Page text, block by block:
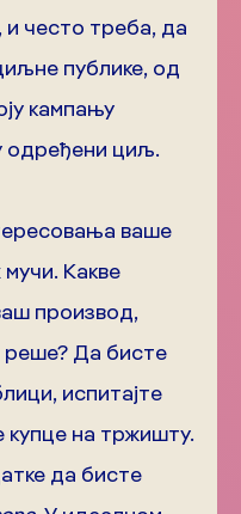
често треба, да
публике, од
кампању
одређени циљ.
ваше
Какве
производ,
реше? Да бисте
испитајте
купце на тржишту.
да бисте